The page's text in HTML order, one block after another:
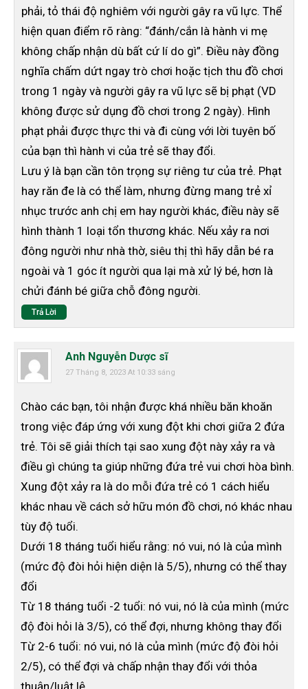
phải, tỏ thái độ nghiêm với người gây ra vũ lực. Thể
hiện quan điểm rõ ràng: “đánh/cắn là hành vi mẹ
không chấp nhận dù bất cứ lí do gì”. Điều này đồng
nghĩa chấm dứt ngay trò chơi hoặc tịch thu đồ chơi
trong 1 ngày và người gây ra vũ lực sẽ bị phạt (VD
không được sử dụng đồ chơi trong 2 ngày). Hình
phạt phải được thực thi và đi cùng với lời tuyên bố
của bạn thì hành vi của trẻ sẽ thay đổi.
Lưu ý là bạn cần tôn trọng sự riêng tư của trẻ. Phạt
hay răn đe là có thể làm, nhưng đừng mang trẻ xỉ
nhục trước anh chị em hay người khác, điều này sẽ
hình thành 1 loại tổn thương khác. Nếu xảy ra nơi
đông người như nhà thờ, siêu thị thì hãy dẫn bé ra
ngoài và 1 góc ít người qua lại mà xử lý bé, hơn là
chửi đánh bé giữa chỗ đông người.
Trả Lời
Anh Nguyễn Dược sĩ
27 Tháng 8, 2023 At 10:33 sáng
Chào các bạn, tôi nhận được khá nhiều băn khoăn
trong việc đáp ứng với xung đột khi chơi giữa 2 đứa
trẻ. Tôi sẽ giải thích tại sao xung đột này xảy ra và
điều gì chúng ta giúp những đứa trẻ vui chơi hòa bình.
Xung đột xảy ra là do mỗi đứa trẻ có 1 cách hiểu
khác nhau về cách sở hữu món đồ chơi, nó khác nhau
tùy độ tuổi.
Dưới 18 tháng tuổi hiểu rằng: nó vui, nó là của mình
(mức độ đòi hỏi hiện diện là 5/5), nhưng có thể thay
đổi
Từ 18 tháng tuổi -2 tuổi: nó vui, nó là của mình (mức
độ đòi hỏi là 3/5), có thể đợi, nhưng không thay đổi
Từ 2-6 tuổi: nó vui, nó là của mình (mức độ đòi hỏi
2/5), có thể đợi và chấp nhận thay đổi với thỏa
thuận/luật lệ